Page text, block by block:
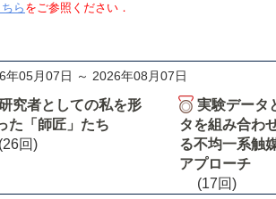
ら をご参照ください．
年05月07日 ～ 2026年08月07日
究者としての私を形
た「師匠」たち
(26回)
実験データ
タを組み合わ
る不均一系触
アプローチ
(17回)